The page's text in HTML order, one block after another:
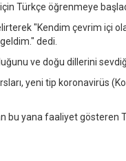
Türkçe öğrenmeye
"Kendim çevrim içi
dedi.
ve doğu dillerini
yeni tip koronavirüs
bu yana faaliyet gösteren